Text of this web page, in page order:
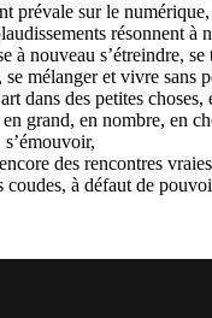
prévale sur le numérique,
résonnent à
à nouveau s’étreindre,
se mélanger et vivre sans
dans des petites choses,
grand, en nombre, en
des rencontres
coudes, à défaut de